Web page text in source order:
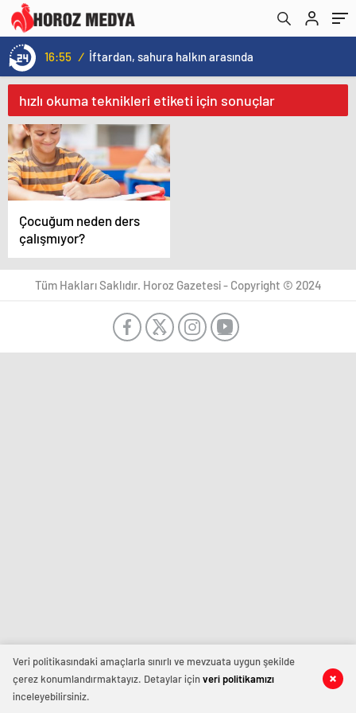
16:55 / İftardan, sahura halkın arasında
hızlı okuma teknikleri etiketi için sonuçlar
Çocuğum neden ders
çalışmıyor?
Tüm Hakları Saklıdır. Horoz Gazetesi - Copyright © 2024
Veri politikasındaki amaçlarla sınırlı ve mevzuata uygun şekilde
çerez konumlandırmaktayız. Detaylar içinveri politikamızı
inceleyebilirsiniz.